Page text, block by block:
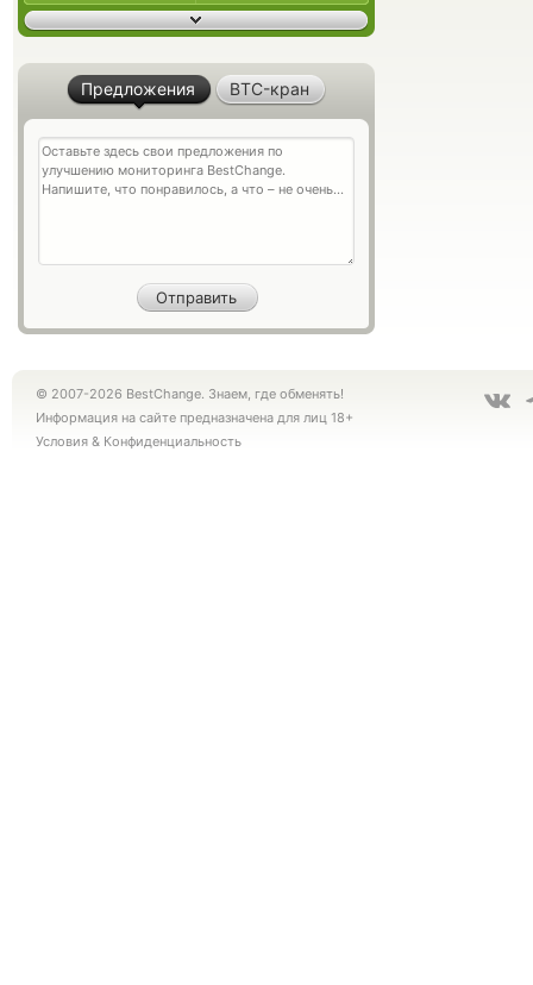
Предложения BTC-кран
© 2007-2026 BestChange. Знаем, где обменять!
Информация на сайте предназначена для лиц 18+
Условия & Конфиденциальность